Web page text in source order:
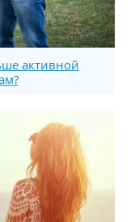
активной